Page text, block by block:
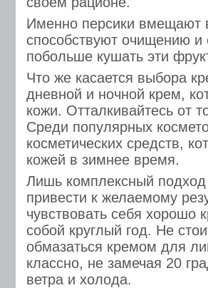
Именно персики вмещают
способствуют очищению
побольше кушать эти
Что же касается выбора
дневной и ночной крем,
кожи. Отталкивайтесь от
Среди популярных
косметических средств,
кожей в зимнее время.
Лишь комплексный
привести к желаемому
чувствовать себя хорошо
собой круглый год. Не
обмазаться кремом для
классно, не замечая 20
ветра и холода.